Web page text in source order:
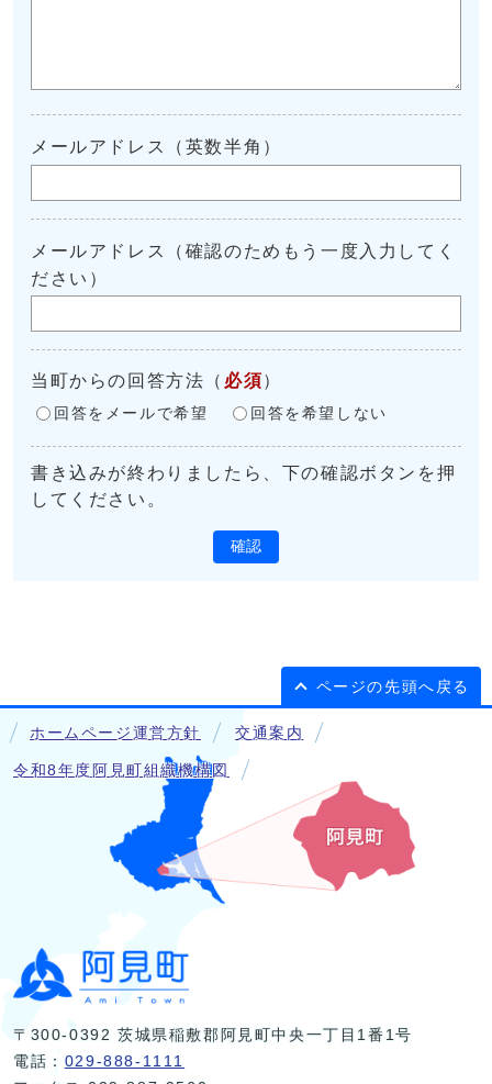
メールアドレス（英数半角）
メールアドレス（確認のためもう一度入力してく
ださい）
当町からの回答方法 （ 必須 ）
回答をメールで希望 回答を希望しない
書き込みが終わりましたら、下の確認ボタンを押
してください。
確認
ページの先頭へ戻る
ホームページ運営方針 交通案内
令和8年度阿見町組織機構図
〒300-0392 茨城県稲敷郡阿見町中央一丁目1番1号
電話： 029-888-1111